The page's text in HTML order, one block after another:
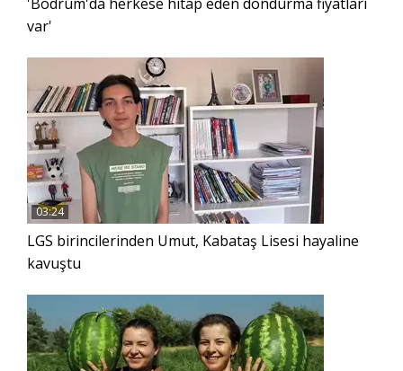
var'
03:24
LGS birincilerinden Umut, Kabataş Lisesi hayaline
kavuştu